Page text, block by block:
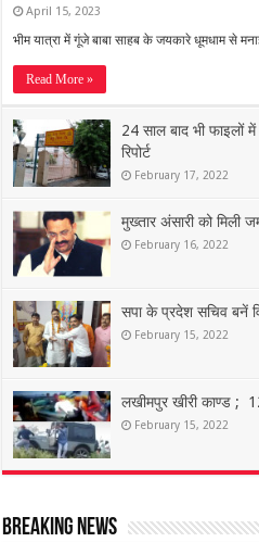
April 15, 2023
भीम यात्रा में गूंजे बाबा साहब के जयकारे धूमधाम से
Read More »
24 साल बाद भी फाइलों
रिपोर्ट
February 17, 2022
मुख्तार अंसारी को मिली
February 16, 2022
सपा के प्रदेश सचिव बनें
February 15, 2022
लखीमपुर खीरी काण्ड ;
February 15, 2022
Breaking News